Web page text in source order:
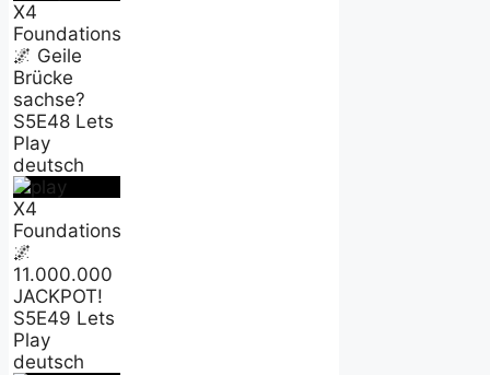
X4
Foundations
🌌 Geile
Brücke
sachse?
S5E48 Lets
Play
deutsch
X4
Foundations
🌌
11.000.000
JACKPOT!
S5E49 Lets
Play
deutsch